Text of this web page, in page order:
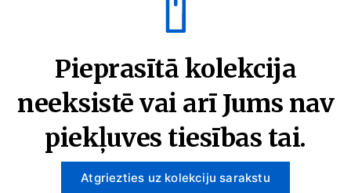
Pieprasītā kolekcija
neeksistē vai arī Jums nav
piekļuves tiesības tai.
Atgriezties uz kolekciju sarakstu